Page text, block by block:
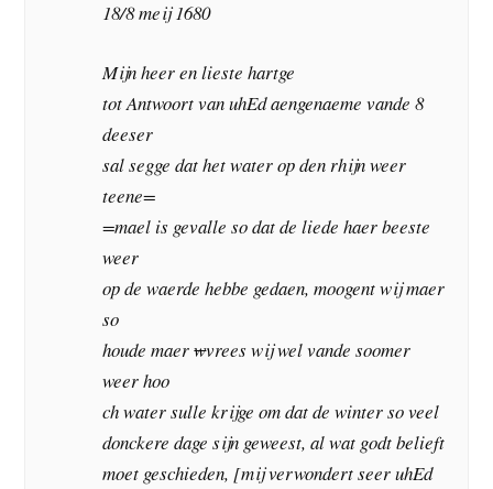
18/8 meij 1680
Mijn heer en lieste hartge
tot Antwoort van uhEd aengenaeme vande 8
deeser
sal segge dat het water op den rhijn weer
teene=
=mael is gevalle so dat de liede haer beeste
weer
op de waerde hebbe gedaen, moogent wij maer
so
houde maerwvrees wij wel vande soomer
weer hoo
ch water sulle krijge om dat de winter so veel
donckere dage sijn geweest, al wat godt belieft
moet geschieden, [mij verwondert seer uhEd